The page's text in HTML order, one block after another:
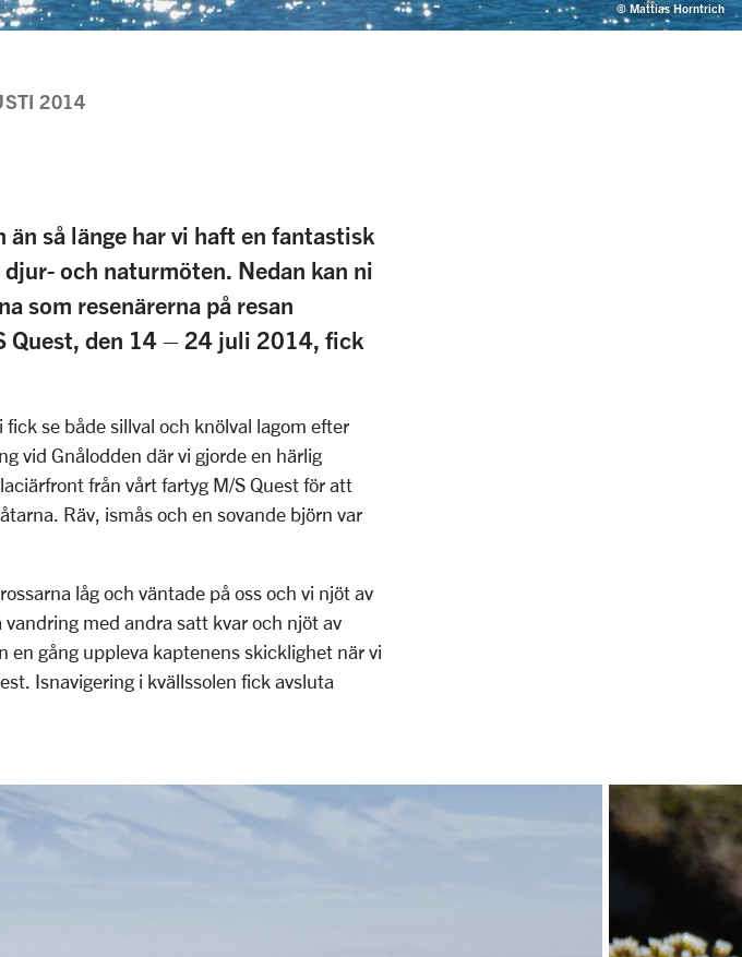
© Mattias Horntrich
2014
än så länge har vi haft en fantastisk
och naturmöten. Nedan kan ni
som resenärerna på resan
Quest, den 14 – 24 juli 2014, fick
se både sillval och knölval lagom efter
vid Gnålodden där vi gjorde en härlig
från vårt fartyg M/S Quest för att
Räv, ismås och en sovande björn var
låg och väntade på oss och vi njöt av
med andra satt kvar och njöt av
en gång uppleva kaptenens skicklighet när vi
Isnavigering i kvällssolen fick avsluta